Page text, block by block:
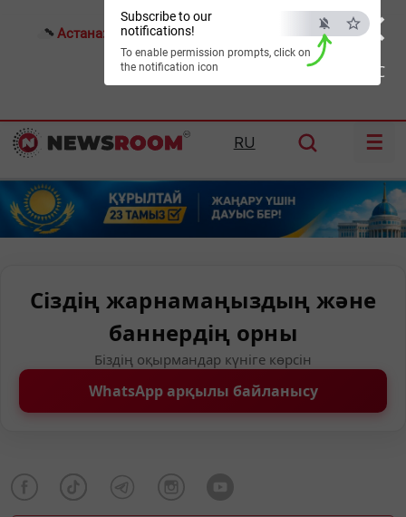
×
ESC
Subscribe to our
notifications!
To enable permission prompts, click on
the notification icon
Астана: 18°C Алматы: Шымкент:26°C
RU ☰
Сіздің жарнамаңыздың және
баннердің орны
Біздің оқырмандар күніге көрсін
WhatsApp арқылы байланысу